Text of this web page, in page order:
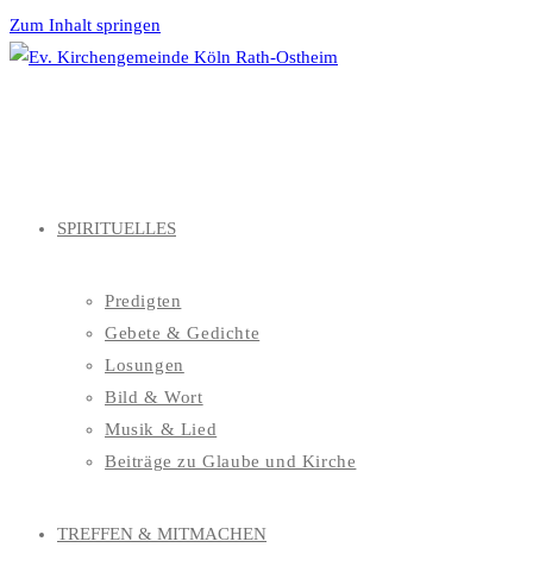
Zum Inhalt springen
SPIRITUELLES
Predigten
Gebete & Gedichte
Losungen
Bild & Wort
Musik & Lied
Beiträge zu Glaube und Kirche
TREFFEN & MITMACHEN